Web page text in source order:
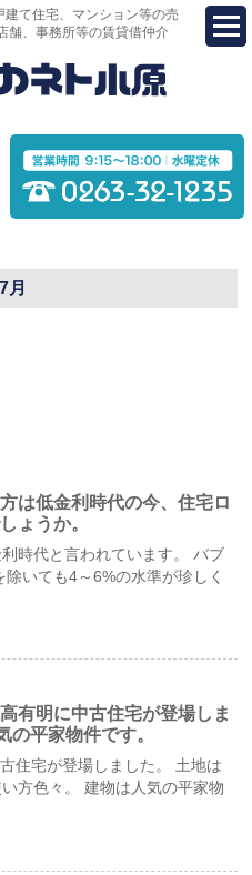
て住宅、マンション等の売
舗、事務所等の賃貸借仲介
月
は低金利時代の今、住宅ロ
ょうか。
時代と言われています。 バブ
いても4～6%の水準が珍しく
有明に中古住宅が登場しま
の平家物件です。
住宅が登場しました。 土地は
方色々。 建物は人気の平家物